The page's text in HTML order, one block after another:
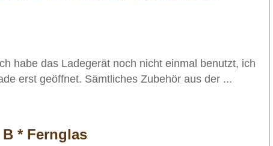
habe das Ladegerät noch nicht einmal benutzt, ich
erst geöffnet. Sämtliches Zubehör aus der ...
* Fernglas